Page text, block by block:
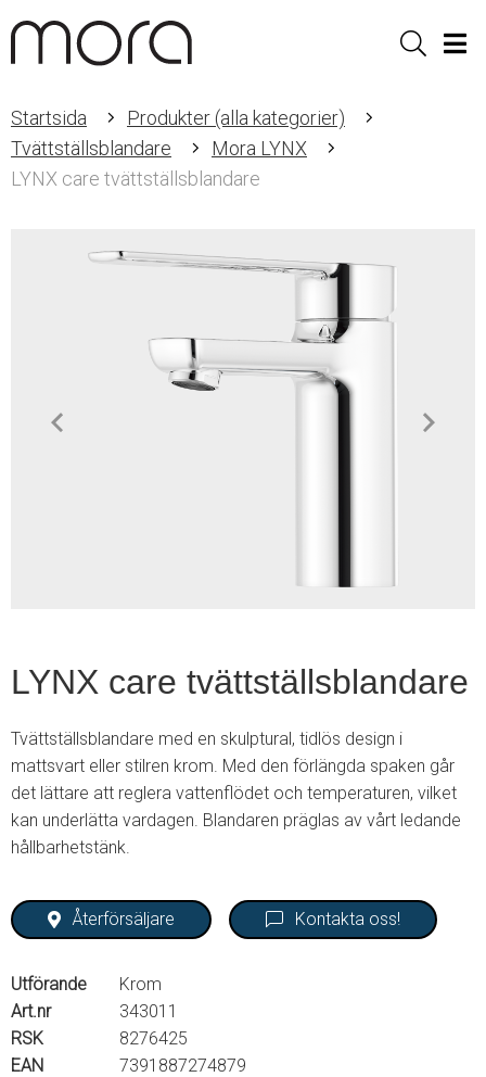
Sök
Startsida
Produkter (alla kategorier)
Tvättställsblandare
Mora LYNX
LYNX care tvättställsblandare
LYNX care tvättställsblandare
Tvättställsblandare med en skulptural, tidlös design i
mattsvart eller stilren krom. Med den förlängda spaken går
det lättare att reglera vattenflödet och temperaturen, vilket
kan underlätta vardagen. Blandaren präglas av vårt ledande
hållbarhetstänk.
Återförsäljare Kontakta oss!
Utförande
Krom
Art.nr
343011
RSK
8276425
EAN
7391887274879